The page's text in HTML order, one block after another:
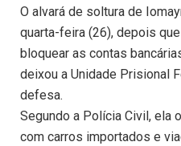
O alvará de soltura de
quarta-feira (26), depois
bloquear as contas
deixou a Unidade Prisional
defesa.
Segundo a Polícia Civil, ela
com carros importados e